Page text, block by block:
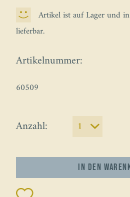
Artikel ist auf Lager und
lieferbar.
Artikelnummer:
60509
Anzahl:
In den